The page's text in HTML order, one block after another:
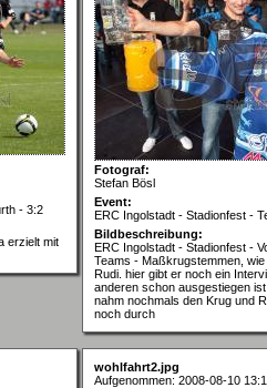
- 3:2
erzielt mit
Fotograf:
Stefan Bösl
Event:
ERC Ingolstadt - Stadionfest -
Bildbeschreibung:
ERC Ingolstadt - Stadionfest -
Teams - Maßkrugstemmen, wie
Rudi. hier gibt er noch ein
anderen schon ausgestiegen
nahm nochmals den Krug und
noch durch
wohlfahrt2.jpg
Aufgenommen: 2008-08-10